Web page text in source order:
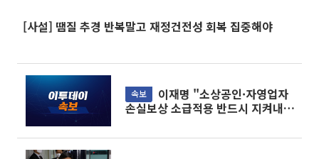
[사설] 땜질 추경 반복말고 재정건전성 회복 집중해야
속보
손실보상 소급적용 반드시 지켜내겠